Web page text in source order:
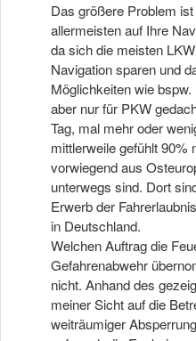
Das größere Problem
allermeisten auf Ihre
da sich die meisten
Navigation sparen und
Möglichkeiten wie
aber nur für PKW
Tag, mal mehr oder
mittlerweile gefühlt 90%
vorwiegend aus
unterwegs sind. Dort
Erwerb der
in Deutschland.
Welchen Auftrag die
Gefahrenabwehr
nicht. Anhand des
meiner Sicht auf die
weiträumiger